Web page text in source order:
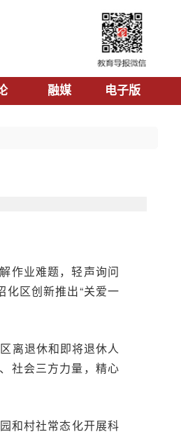
融媒 电子版
作业难题，轻声询问
化区创新推出“关爱一
离退休和即将退休人
社会三方力量，精心
和村社常态化开展科